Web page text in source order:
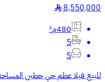
8,550,000
§
480م²
5
5
للبيع فيلا عظم حي حطين المساحه ٤٨٠ شارعين جنوبي غربي شوارع 20م شمال حديقه حطين شمال جامع الرحمه فله فيه قبو بنا شخصي عدادين كهربا درج داخلي ودرج جانبي عظم البيع علي السوم